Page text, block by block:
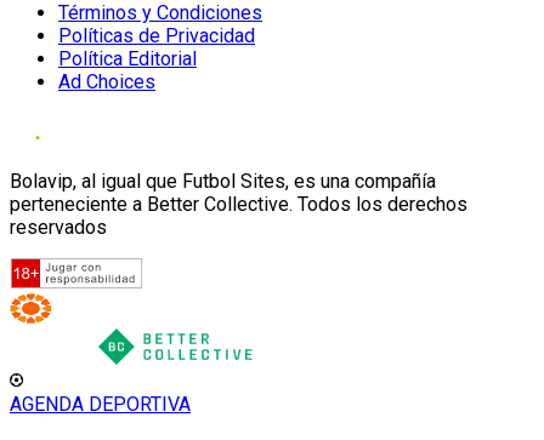
Términos y Condiciones
Políticas de Privacidad
Política Editorial
Ad Choices
Bolavip, al igual que Futbol Sites, es una compañía
perteneciente a Better Collective. Todos los derechos
reservados
AGENDA DEPORTIVA